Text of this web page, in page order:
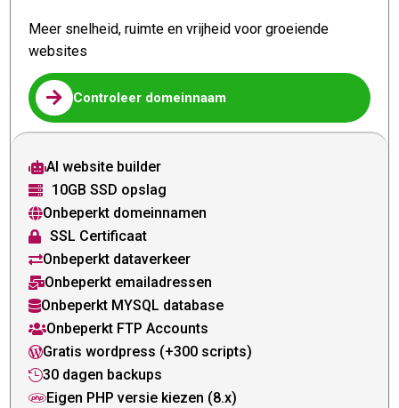
Meer snelheid, ruimte en vrijheid voor groeiende
websites
 Controleer domeinnaam
AI website builder
 10GB SSD opslag
Onbeperkt domeinnamen
 SSL Certificaat
Onbeperkt dataverkeer
Onbeperkt emailadressen
Onbeperkt MYSQL database
Onbeperkt FTP Accounts
Gratis wordpress (+300 scripts)
30 dagen backups
Eigen PHP versie kiezen (8.x)